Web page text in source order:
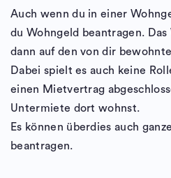
Auch wenn du in einer
du Wohngeld beantragen.
dann auf den von dir
Dabei spielt es auch keine
einen Mietvertrag
Untermiete dort wohnst.
Es können überdies auch
beantragen.